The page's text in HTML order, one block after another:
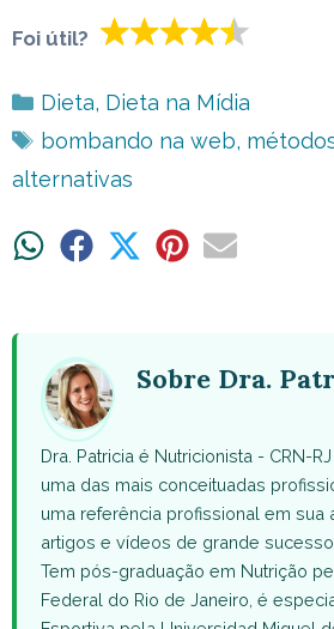
Foi útil?
Categorias
Dieta, Dieta na Mídia
Tags
bombando na web,
alternativas
ShareShare ShareShareShare
Sobre Dra.
Dra. Patricia é Nutricionista - CRN-
uma das mais conceituadas
uma referência profissional em sua
artigos e vídeos de grande
Tem pós-graduação em Nutrição
Federal do Rio de Janeiro, é